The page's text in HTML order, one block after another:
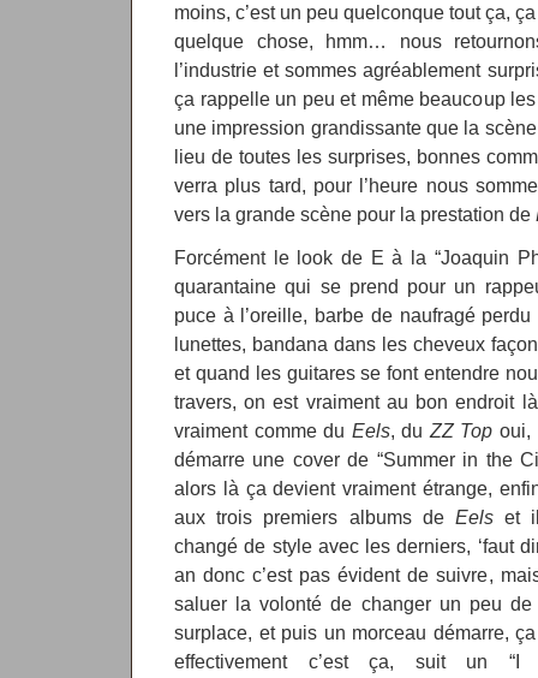
moins, c’est un peu quelconque tout ça,
quelque chose, hmm… nous
l’industrie et sommes agréablement
ça rappelle un peu et même beaucoup
une impression grandissante que la
lieu de toutes les surprises, bonnes
verra plus tard, pour l’heure nous
vers la grande scène pour la prestation de
Forcément le look de E à la “Joaquin
quarantaine qui se prend pour un
puce à l’oreille, barbe de naufragé
lunettes, bandana dans les cheveux
et quand les guitares se font entendre
travers, on est vraiment au bon endroit
vraiment comme du Eels, du ZZ Top oui,
démarre une cover de “Summer in the
alors là ça devient vraiment étrange,
aux trois premiers albums de Eels et
changé de style avec les derniers, ‘faut
an donc c’est pas évident de suivre,
saluer la volonté de changer un peu
surplace, et puis un morceau démarre,
effectivement c’est ça, suit un “I